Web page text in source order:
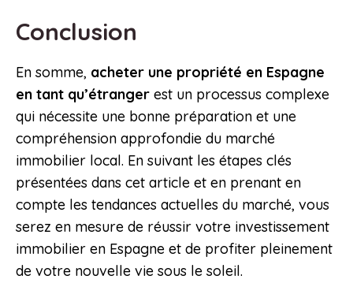
Conclusion
En somme, acheter une propriété en Espagne
en tant qu’étranger est un processus complexe
qui nécessite une bonne préparation et une
compréhension approfondie du marché
immobilier local. En suivant les étapes clés
présentées dans cet article et en prenant en
compte les tendances actuelles du marché, vous
serez en mesure de réussir votre investissement
immobilier en Espagne et de profiter pleinement
de votre nouvelle vie sous le soleil.